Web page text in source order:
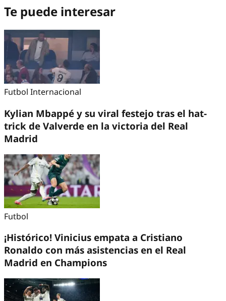
Te puede interesar
Futbol Internacional
Kylian Mbappé y su viral festejo tras el hat-
trick de Valverde en la victoria del Real
Madrid
Futbol
¡Histórico! Vinicius empata a Cristiano
Ronaldo con más asistencias en el Real
Madrid en Champions